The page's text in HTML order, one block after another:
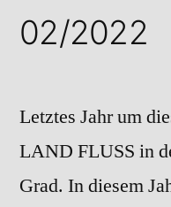
02/2022
Letztes Jahr um
LAND FLUSS in
Grad. In diesem